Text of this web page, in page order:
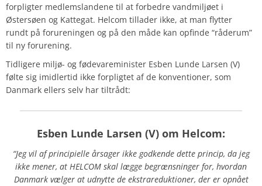
forpligter medlemslandene til at forbedre vandmiljøet i
Østersøen og Kattegat. Helcom tillader ikke, at man flytter
rundt på forureningen og på den måde kan opfinde “råderum”
til ny forurening.
Tidligere miljø- og fødevareminister Esben Lunde Larsen (V)
følte sig imidlertid ikke forpligtet af de konventioner, som
Danmark ellers selv har tiltrådt:
Esben Lunde Larsen (V) om Helcom:
“Jeg vil af principielle årsager ikke godkende dette princip, da jeg
ikke mener, at HELCOM skal lægge begrænsninger for, hvordan
Danmark vælger at udnytte de ekstrareduktioner, der er opnået